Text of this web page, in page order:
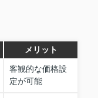
メリット
客観的な価格設
定が可能